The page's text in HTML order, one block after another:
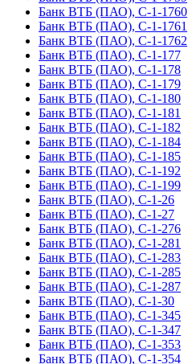
Банк ВТБ (ПАО), С-1-1760
Банк ВТБ (ПАО), С-1-1761
Банк ВТБ (ПАО), С-1-1762
Банк ВТБ (ПАО), С-1-177
Банк ВТБ (ПАО), С-1-178
Банк ВТБ (ПАО), С-1-179
Банк ВТБ (ПАО), С-1-180
Банк ВТБ (ПАО), С-1-181
Банк ВТБ (ПАО), С-1-182
Банк ВТБ (ПАО), С-1-184
Банк ВТБ (ПАО), С-1-185
Банк ВТБ (ПАО), С-1-192
Банк ВТБ (ПАО), С-1-199
Банк ВТБ (ПАО), С-1-26
Банк ВТБ (ПАО), С-1-27
Банк ВТБ (ПАО), С-1-276
Банк ВТБ (ПАО), С-1-281
Банк ВТБ (ПАО), С-1-283
Банк ВТБ (ПАО), С-1-285
Банк ВТБ (ПАО), С-1-287
Банк ВТБ (ПАО), С-1-30
Банк ВТБ (ПАО), С-1-345
Банк ВТБ (ПАО), С-1-347
Банк ВТБ (ПАО), С-1-353
Банк ВТБ (ПАО), С-1-354